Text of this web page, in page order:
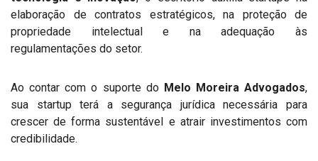
elaboração de contratos estratégicos, na proteção de
propriedade intelectual e na adequação às
regulamentações do setor.
Ao contar com o suporte do Melo Moreira Advogados,
sua startup terá a segurança jurídica necessária para
crescer de forma sustentável e atrair investimentos com
credibilidade.